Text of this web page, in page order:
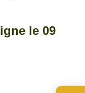
le 09